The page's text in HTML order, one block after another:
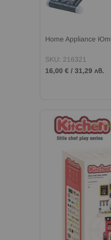
Home Appliance
SKU: 216321
16,00 € / 31,29 лв.